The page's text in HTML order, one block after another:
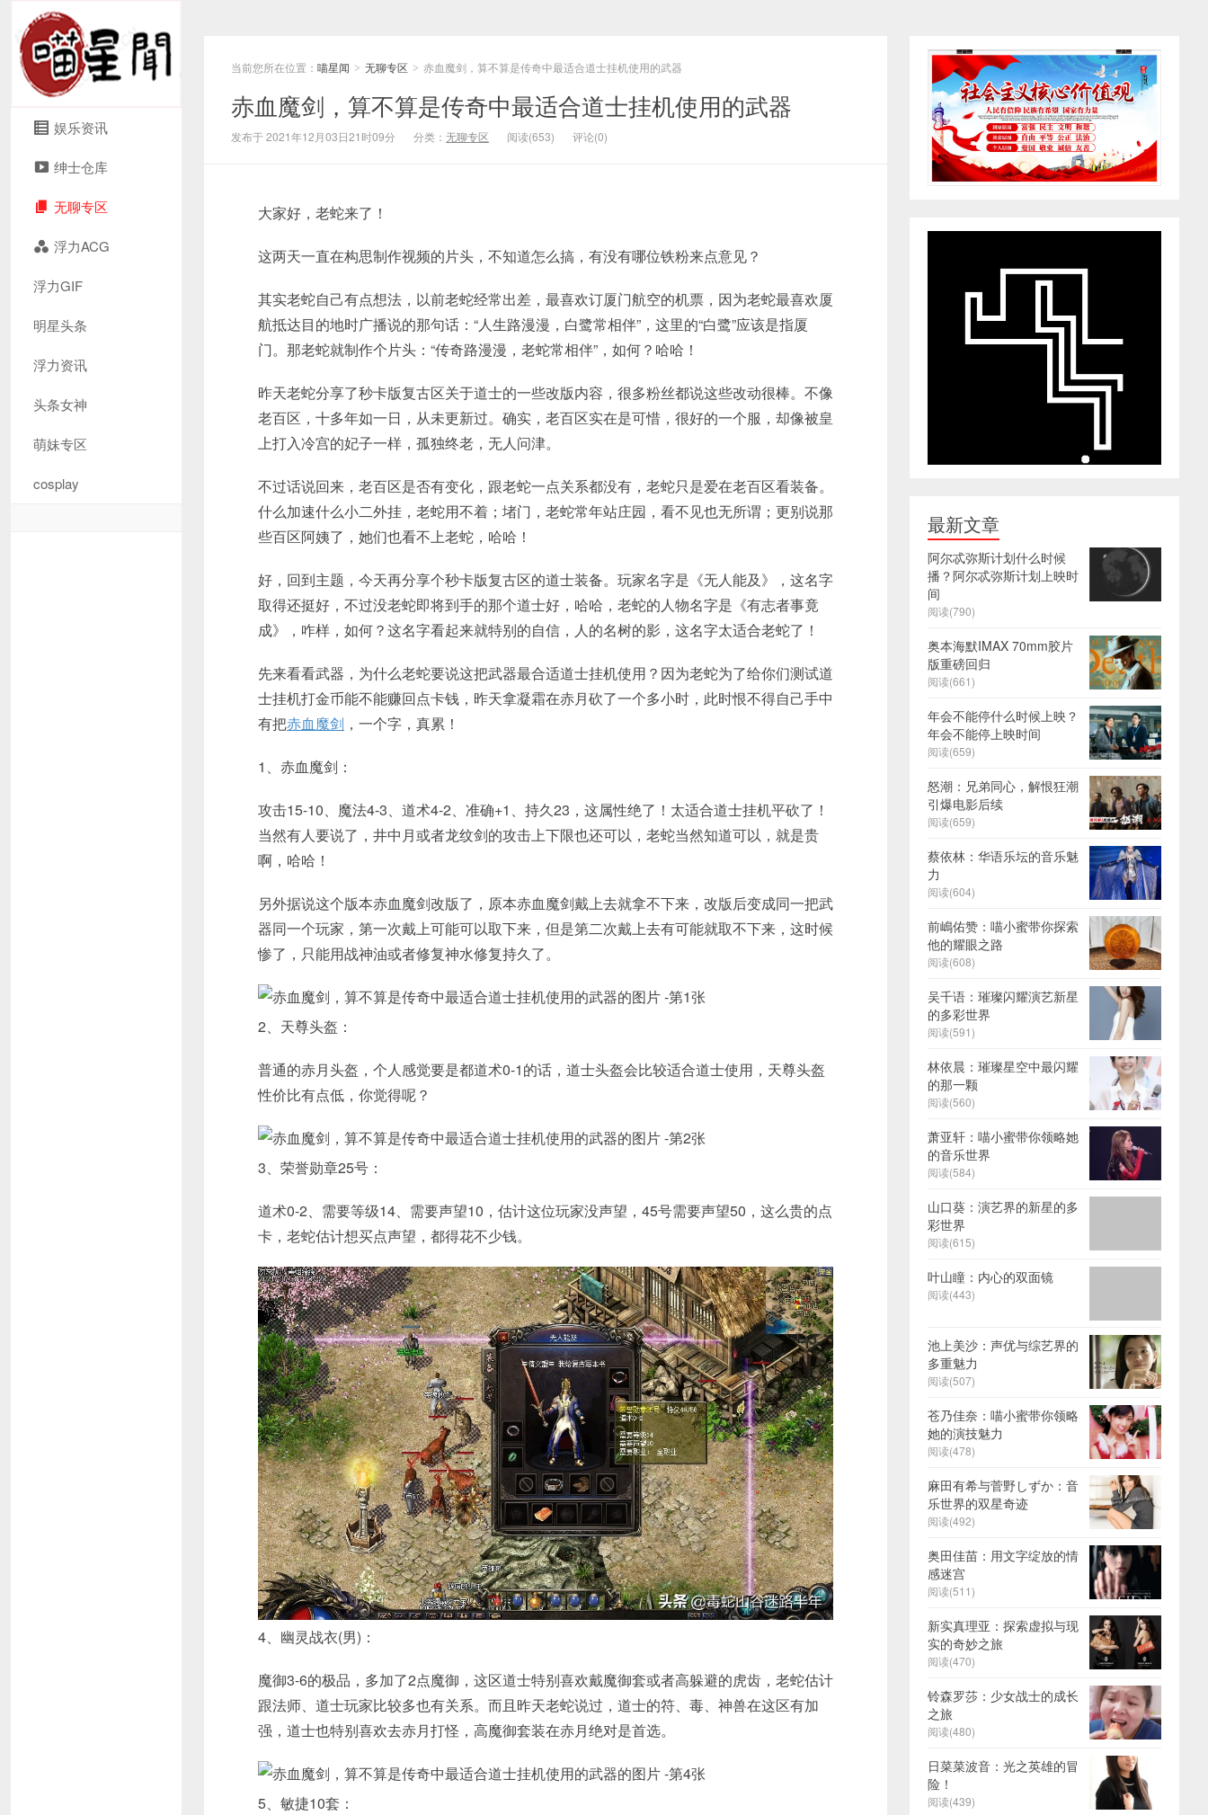
娱乐资讯
绅士仓库
无聊专区
浮力ACG
浮力GIF
明星头条
浮力资讯
头条女神
萌妹专区
cosplay
当前您所在位置： 喵星闻 > 无聊专区 > 赤血魔剑，算不算是传奇中最适合道士挂机使用的武器
赤血魔剑，算不算是传奇中最适合道士挂机使用的武器
发布于 2021年12月03日21时09分 分类： 无聊专区 阅读(653) 评论(0)
大家好，老蛇来了！
这两天一直在构思制作视频的片头，不知道怎么搞，有没有哪位铁粉来点意见？
其实老蛇自己有点想法，以前老蛇经常出差，最喜欢订厦门航空的机票，因为老蛇最喜欢厦
航抵达目的地时广播说的那句话：“人生路漫漫，白鹭常相伴”，这里的“白鹭”应该是指厦
门。那老蛇就制作个片头：“传奇路漫漫，老蛇常相伴”，如何？哈哈！
昨天老蛇分享了秒卡版复古区关于道士的一些改版内容，很多粉丝都说这些改动很棒。不像
老百区，十多年如一日，从未更新过。确实，老百区实在是可惜，很好的一个服，却像被皇
上打入冷宫的妃子一样，孤独终老，无人问津。
不过话说回来，老百区是否有变化，跟老蛇一点关系都没有，老蛇只是爱在老百区看装备。
什么加速什么小二外挂，老蛇用不着；堵门，老蛇常年站庄园，看不见也无所谓；更别说那
些百区阿姨了，她们也看不上老蛇，哈哈！
好，回到主题，今天再分享个秒卡版复古区的道士装备。玩家名字是《无人能及》，这名字
取得还挺好，不过没老蛇即将到手的那个道士好，哈哈，老蛇的人物名字是《有志者事竟
成》，咋样，如何？这名字看起来就特别的自信，人的名树的影，这名字太适合老蛇了！
先来看看武器，为什么老蛇要说这把武器最合适道士挂机使用？因为老蛇为了给你们测试道
士挂机打金币能不能赚回点卡钱，昨天拿凝霜在赤月砍了一个多小时，此时恨不得自己手中
有把赤血魔剑 ，一个字，真累！
1、赤血魔剑：
攻击15-10、魔法4-3、道术4-2、准确+1、持久23，这属性绝了！太适合道士挂机平砍了！
当然有人要说了，井中月或者龙纹剑的攻击上下限也还可以，老蛇当然知道可以，就是贵
啊，哈哈！
另外据说这个版本赤血魔剑改版了，原本赤血魔剑戴上去就拿不下来，改版后变成同一把武
器同一个玩家，第一次戴上可能可以取下来，但是第二次戴上去有可能就取不下来，这时候
惨了，只能用战神油或者修复神水修复持久了。
2、天尊头盔：
普通的赤月头盔，个人感觉要是都道术0-1的话，道士头盔会比较适合道士使用，天尊头盔
性价比有点低，你觉得呢？
3、荣誉勋章25号：
道术0-2、需要等级14、需要声望10，估计这位玩家没声望，45号需要声望50，这么贵的点
卡，老蛇估计想买点声望，都得花不少钱。
4、幽灵战衣(男)：
魔御3-6的极品，多加了2点魔御，这区道士特别喜欢戴魔御套或者高躲避的虎齿，老蛇估计
跟法师、道士玩家比较多也有关系。而且昨天老蛇说过，道士的符、毒、神兽在这区有加
强，道士也特别喜欢去赤月打怪，高魔御套装在赤月绝对是首选。
5、敏捷10套：
最新文章
阿尔忒弥斯计划什么时候
播？阿尔忒弥斯计划上映时
间
阅读(790)
奥本海默IMAX 70mm胶片
版重磅回归
阅读(661)
年会不能停什么时候上映？
年会不能停上映时间
阅读(659)
怒潮：兄弟同心，解恨狂潮
引爆电影后续
阅读(659)
蔡依林：华语乐坛的音乐魅
力
阅读(604)
前嶋佑赞：喵小蜜带你探索
他的耀眼之路
阅读(608)
吴千语：璀璨闪耀演艺新星
的多彩世界
阅读(591)
林依晨：璀璨星空中最闪耀
的那一颗
阅读(560)
萧亚轩：喵小蜜带你领略她
的音乐世界
阅读(584)
山口葵：演艺界的新星的多
彩世界
阅读(615)
叶山瞳：内心的双面镜
阅读(443)
池上美沙：声优与综艺界的
多重魅力
阅读(507)
苍乃佳奈：喵小蜜带你领略
她的演技魅力
阅读(478)
麻田有希与菅野しずか：音
乐世界的双星奇迹
阅读(492)
奥田佳苗：用文字绽放的情
感迷宫
阅读(511)
新实真理亚：探索虚拟与现
实的奇妙之旅
阅读(470)
铃森罗莎：少女战士的成长
之旅
阅读(480)
日菜菜波音：光之英雄的冒
险！
阅读(439)